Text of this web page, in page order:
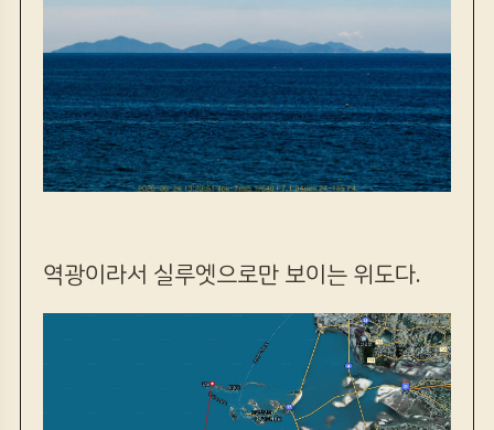
역광이라서 실루엣으로만 보이는 위도다.